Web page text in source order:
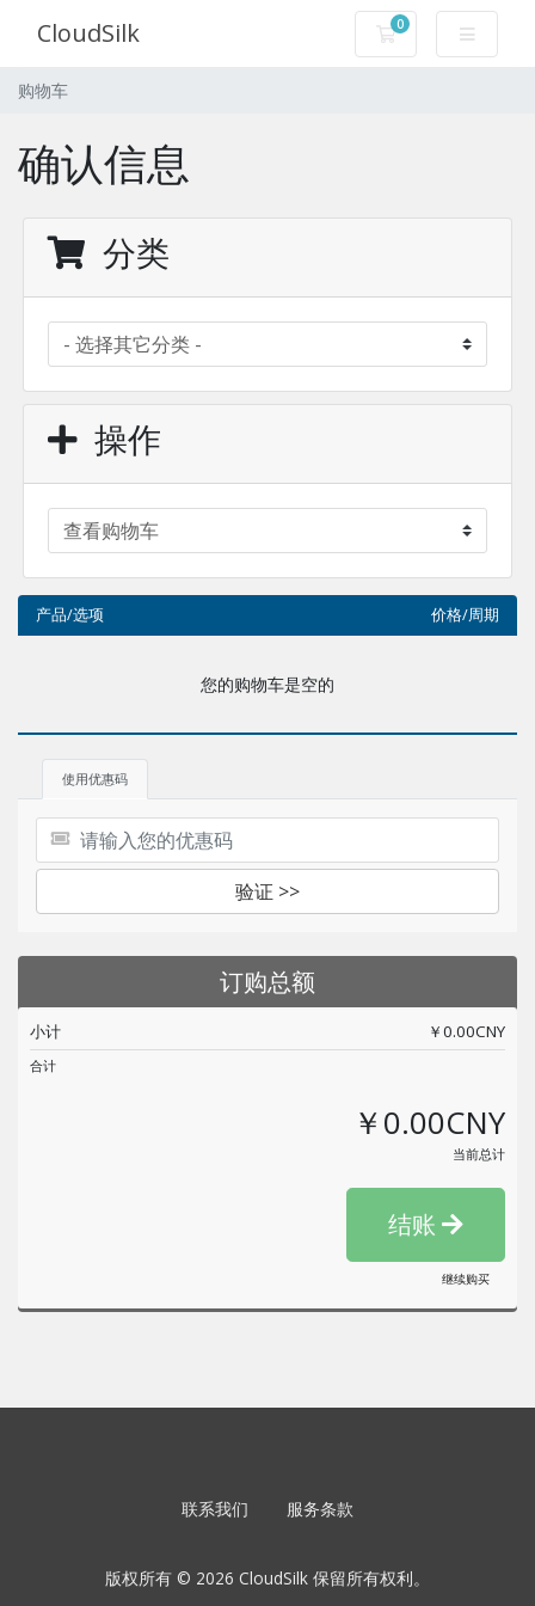
CloudSilk 0
购物车
购物车
确认信息
分类
操作
产品/选项 价格/周期
您的购物车是空的
使用优惠码
验证 >>
订购总额
小计 ￥0.00CNY
合计
￥0.00CNY
当前总计
结账
继续购买
联系我们 服务条款
版权所有 © 2026 CloudSilk 保留所有权利。